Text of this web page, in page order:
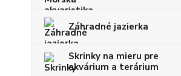
Záhradné jazierka
Skrinky na mieru pre
akvárium a terárium